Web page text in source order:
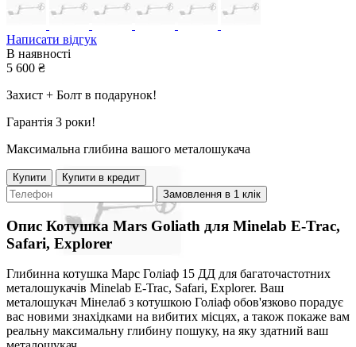
Написати відгук
В наявності
5 600 ₴
Захист + Болт в подарунок!
Гарантія 3 роки!
Максимальна глибина вашого металошукача
Купити
Купити в кредит
Замовлення в 1 клік
Опис Котушка Mars Goliath для Minelab E-Trac,
Safari, Explorer
Глибинна котушка Марс Голіаф 15 ДД для багаточастотних
металошукачів Minelab E-Trac, Safari, Explorer. Ваш
металошукач Мінелаб з котушкою Голіаф обов'язково порадує
вас новими знахідками на вибитих місцях, а також покаже вам
реальну максимальну глибину пошуку, на яку здатний ваш